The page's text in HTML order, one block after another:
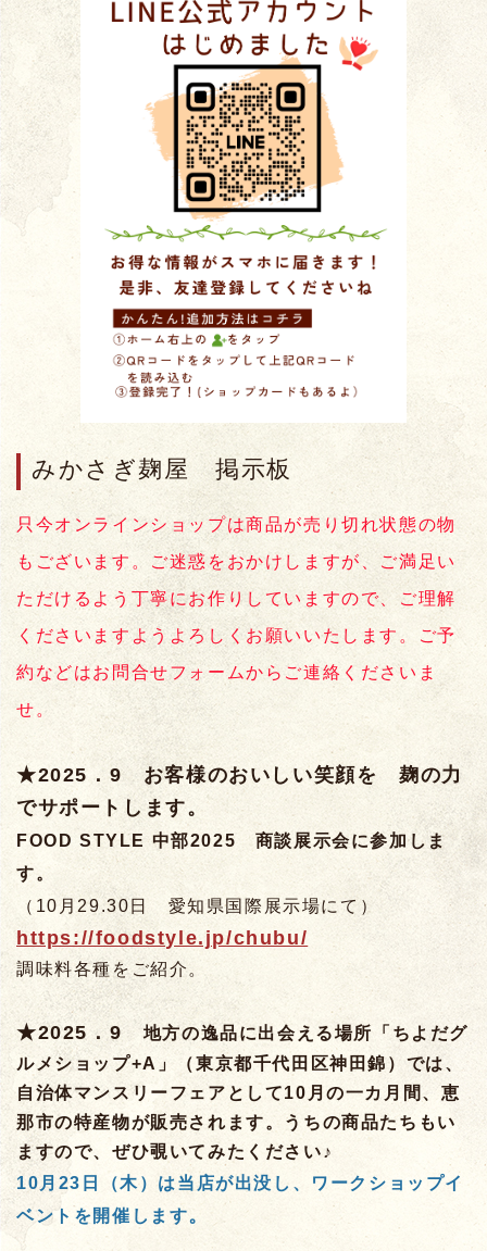
みかさぎ麹屋 掲示板
只今オンラインショップは商品が売り切れ状態の物
もございます。ご迷惑をおかけしますが、ご満足い
ただけるよう丁寧にお作りしていますので、ご理解
くださいますようよろしくお願いいたします。ご予
約などはお問合せフォームからご連絡くださいま
せ。
★2025．9 お客様のおいしい笑顔を 麹の力
でサポートします。
FOOD STYLE 中部2025 商談展示会に参加しま
す。
（10月29.30日 愛知県国際展示場にて）
https://foodstyle.jp/chubu/
調味料各種をご紹介。
★2025．9地方の逸品に出会える場所「ちよだグ
ルメショップ+A」（東京都千代田区神田錦）では、
自治体マンスリーフェアとして10月の一カ月間、恵
那市の特産物が販売されます。うちの商品たちもい
ますので、ぜひ覗いてみたください♪
10月23日（木）は当店が出没し、ワークショップイ
ベントを開催します。